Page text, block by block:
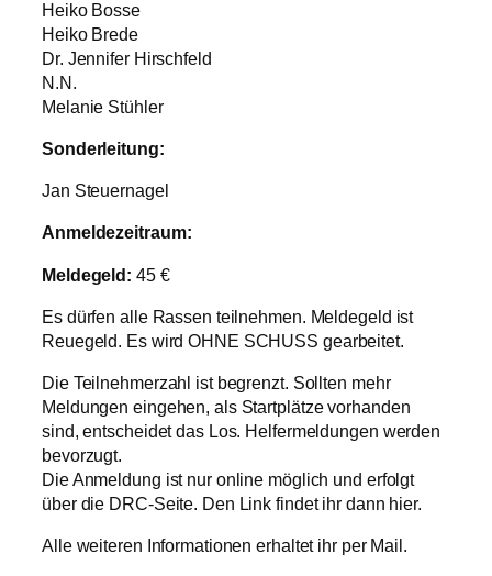
Heiko Bosse
Heiko Brede
Dr. Jennifer Hirschfeld
N.N.
Melanie Stühler
Sonderleitung:
Jan Steuernagel
Anmeldezeitraum:
Meldegeld: 45 €
Es dürfen alle Rassen teilnehmen. Meldegeld ist
Reuegeld. Es wird OHNE SCHUSS gearbeitet.
Die Teilnehmerzahl ist begrenzt. Sollten mehr
Meldungen eingehen, als Startplätze vorhanden
sind, entscheidet das Los. Helfermeldungen werden
bevorzugt.
Die Anmeldung ist nur online möglich und erfolgt
über die DRC-Seite. Den Link findet ihr dann hier.
Alle weiteren Informationen erhaltet ihr per Mail.